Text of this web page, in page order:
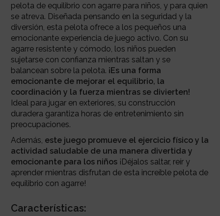
pelota de equilibrio con agarre para niños, y para quien
se atreva. Diseñada pensando en la seguridad y la
diversión, esta pelota ofrece a los pequeños una
emocionante experiencia de juego activo. Con su
agarre resistente y cómodo, los niños pueden
sujetarse con confianza mientras saltan y se
balancean sobre la pelota. ¡Es una forma
emocionante de mejorar el equilibrio, la
coordinación y la fuerza mientras se divierten!
Ideal para jugar en exteriores, su construcción
duradera garantiza horas de entretenimiento sin
preocupaciones.
Además, este juego promueve el ejercicio físico y la
actividad saludable de una manera divertida y
emocionante para los niños¡Déjalos saltar, reír y
aprender mientras disfrutan de esta increíble pelota de
equilibrio con agarre!
Características: